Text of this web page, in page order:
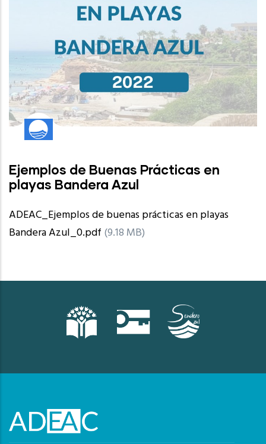
Ejemplos de Buenas Prácticas en
playas Bandera Azul
ADEAC_Ejemplos de buenas prácticas en playas
Bandera Azul_0.pdf (9.18 MB)